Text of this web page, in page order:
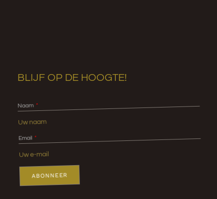
BLIJF OP DE HOOGTE!
Naam
Email
ABONNEER